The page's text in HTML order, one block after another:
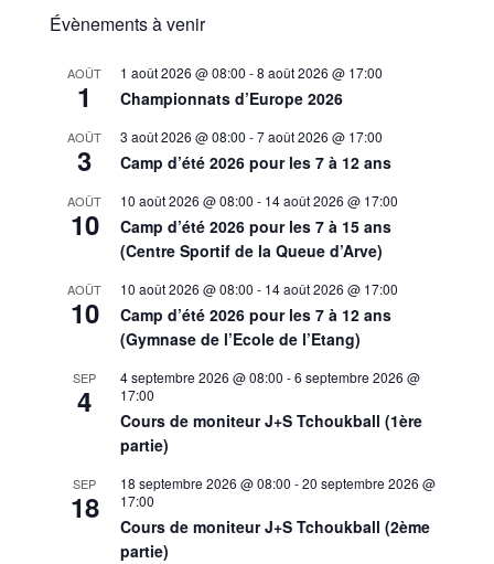
Évènements à venir
AOÛT
1
1 août 2026 @ 08:00 -8 août 2026 @ 17:00
Championnats d’Europe 2026
AOÛT
3
3 août 2026 @ 08:00 -7 août 2026 @ 17:00
Camp d’été 2026 pour les 7 à 12 ans
AOÛT
10
10 août 2026 @ 08:00 - 14 août 2026 @ 17:00
Camp d’été 2026 pour les 7 à 15 ans
(Centre Sportif de la Queue d’Arve)
AOÛT
10
10 août 2026 @ 08:00 - 14 août 2026 @ 17:00
Camp d’été 2026 pour les 7 à 12 ans
(Gymnase de l’Ecole de l’Etang)
SEP
4
4 septembre 2026 @ 08:00 -6 septembre 2026 @
17:00
Cours de moniteur J+S Tchoukball (1ère
partie)
SEP
18
18 septembre 2026 @ 08:00 -20 septembre 2026 @
17:00
Cours de moniteur J+S Tchoukball (2ème
partie)